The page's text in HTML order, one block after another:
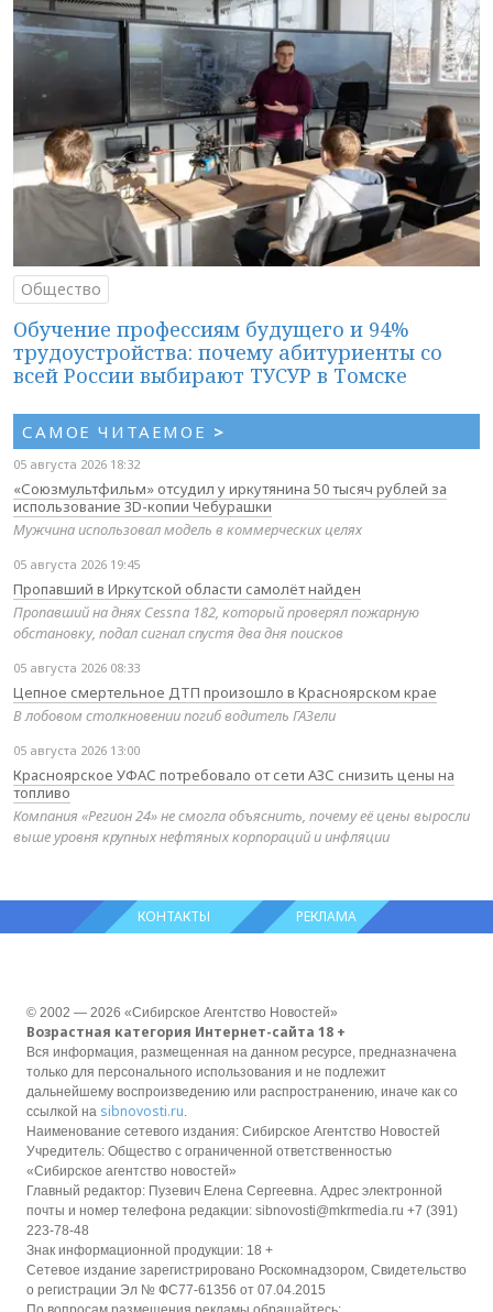
Общество
Обучение профессиям будущего и 94%
трудоустройства: почему абитуриенты со
всей России выбирают ТУСУР в Томске
САМОЕ ЧИТАЕМОЕ >
05 августа 2026 18:32
«Союзмультфильм» отсудил у иркутянина 50 тысяч рублей за
использование 3D-копии Чебурашки
Мужчина использовал модель в коммерческих целях
05 августа 2026 19:45
Пропавший в Иркутской области самолёт найден
Пропавший на днях Cessna 182, который проверял пожарную
обстановку, подал сигнал спустя два дня поисков
05 августа 2026 08:33
Цепное смертельное ДТП произошло в Красноярском крае
В лобовом столкновении погиб водитель ГАЗели
05 августа 2026 13:00
Красноярское УФАС потребовало от сети АЗС снизить цены на
топливо
Компания «Регион 24» не смогла объяснить, почему её цены выросли
выше уровня крупных нефтяных корпораций и инфляции
КОНТАКТЫ РЕКЛАМА
© 2002 — 2026 «Сибирское Агентство Новостей»
Возрастная категория Интернет-сайта 18 +
Вся информация, размещенная на данном ресурсе, предназначена
только для персонального использования и не подлежит
дальнейшему воспроизведению или распространению, иначе как со
ссылкой на sibnovosti.ru.
Наименование сетевого издания: Сибирское Агентство Новостей
Учредитель: Общество с ограниченной ответственностью
«Сибирское агентство новостей»
Главный редактор: Пузевич Елена Сергеевна. Адрес электронной
почты и номер телефона редакции: sibnovosti@mkrmedia.ru +7 (391)
223-78-48
Знак информационной продукции: 18 +
Сетевое издание зарегистрировано Роскомнадзором, Свидетельство
о регистрации Эл № ФС77-61356 от 07.04.2015